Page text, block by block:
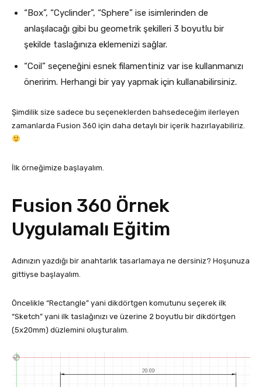
“Box”, “Cyclinder”, “Sphere” ise isimlerinden de
anlaşılacağı gibi bu geometrik şekilleri 3 boyutlu bir
şekilde taslağınıza eklemenizi sağlar.
“Coil” seçeneğini esnek filamentiniz var ise kullanmanızı
öneririm. Herhangi bir yay yapmak için kullanabilirsiniz.
Şimdilik size sadece bu seçeneklerden bahsedeceğim ilerleyen
zamanlarda Fusion 360 için daha detaylı bir içerik hazırlayabiliriz.
İlk örneğimize başlayalım.
Fusion 360 Örnek
Uygulamalı Eğitim
Adınızın yazdığı bir anahtarlık tasarlamaya ne dersiniz? Hoşunuza
gittiyse başlayalım.
Öncelikle “Rectangle” yani dikdörtgen komutunu seçerek ilk
“Sketch” yani ilk taslağınızı ve üzerine 2 boyutlu bir dikdörtgen
(5x20mm) düzlemini oluşturalım.